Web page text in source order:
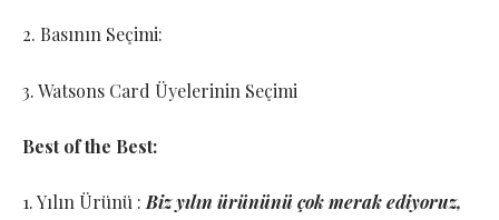
2. Basının Seçimi:
3. Watsons Card Üyelerinin Seçimi
Best of the Best:
1. Yılın Ürünü :Biz yılın ürününü çok merak ediyoruz,